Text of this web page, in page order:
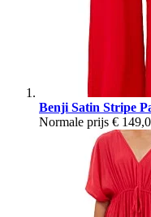
Benji Satin Stripe
Normale prijs €